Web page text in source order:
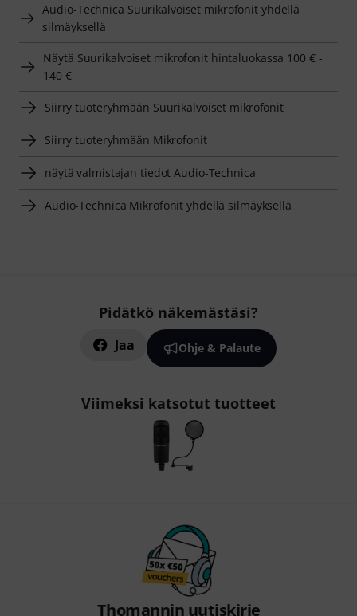
Audio-Technica Suurikalvoiset mikrofonit yhdellä
silmäyksellä
Näytä Suurikalvoiset mikrofonit hintaluokassa 100 € -
140 €
Siirry tuoteryhmään Suurikalvoiset mikrofonit
Siirry tuoteryhmään Mikrofonit
näytä valmistajan tiedot Audio-Technica
Audio-Technica Mikrofonit yhdellä silmäyksellä
Pidätkö näkemästäsi?
Jaa Ohje & Palaute
Viimeksi katsotut tuotteet
Thomannin uutiskirje